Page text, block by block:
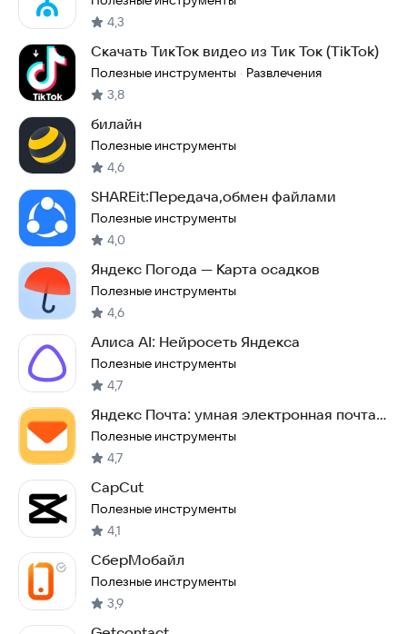
4,3
Скачать ТикТок видео из Тик Ток (TikTok)
Полезные инструменты · Развлечения
3,8
билайн
Полезные инструменты
4,6
SHAREit:Передача,обмен файлами
Полезные инструменты
4,0
Яндекс Погода — Карта осадков
Полезные инструменты
4,6
Алиса AI: Нейросеть Яндекса
Полезные инструменты
4,7
Яндекс Почта: умная электронная почта,
облако
Полезные инструменты
4,7
CapCut
Полезные инструменты
4,1
СберМобайл
Полезные инструменты
3,9